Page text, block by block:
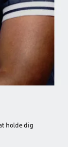
holde dig